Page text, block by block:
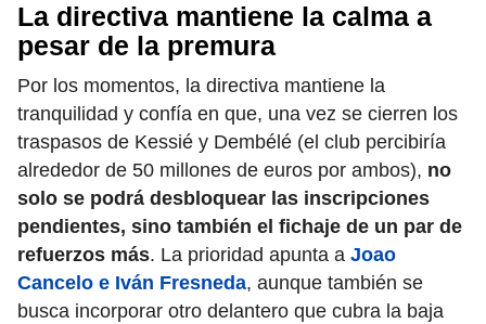
La directiva mantiene la calma a
pesar de la premura
Por los momentos, la directiva mantiene la
tranquilidad y confía en que, una vez se cierren los
traspasos de Kessié y Dembélé (el club percibiría
alrededor de 50 millones de euros por ambos), no
solo se podrá desbloquear las inscripciones
pendientes, sino también el fichaje de un par de
refuerzos más. La prioridad apunta a Joao
Cancelo e Iván Fresneda, aunque también se
busca incorporar otro delantero que cubra la baja